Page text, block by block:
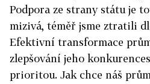
Podpora ze strany státu je
mizivá, téměř jsme ztratili
Efektivní transformace
zlepšování jeho
prioritou. Jak chce náš